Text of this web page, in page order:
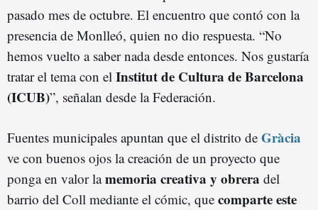
pasado mes de octubre. El encuentro que contó con la
presencia de Monlleó, quien no dio respuesta. “No
hemos vuelto a saber nada desde entonces. Nos gustaría
tratar el tema con el Institut de Cultura de Barcelona
(ICUB)”, señalan desde la Federación.
Fuentes municipales apuntan que el distrito de Gràcia
ve con buenos ojos la creación de un proyecto que
ponga en valor lamemoria creativa y obrera del
barrio del Coll mediante el cómic, que comparte este